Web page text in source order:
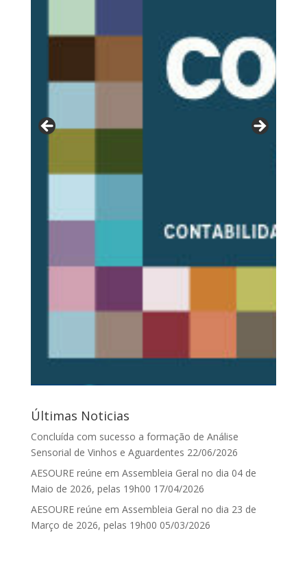
Últimas Noticias
Concluída com sucesso a formação de Análise
Sensorial de Vinhos e Aguardentes 22/06/2026
AESOURE reúne em Assembleia Geral no dia 04 de
Maio de 2026, pelas 19h00 17/04/2026
AESOURE reúne em Assembleia Geral no dia 23 de
Março de 2026, pelas 19h00 05/03/2026